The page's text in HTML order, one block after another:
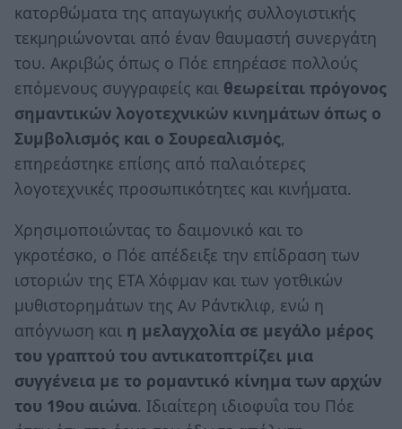
κατορθώματα της απαγωγικής συλλογιστικής
τεκμηριώνονται από έναν θαυμαστή συνεργάτη
του. Ακριβώς όπως ο Πόε επηρέασε πολλούς
επόμενους συγγραφείς και θεωρείται πρόγονος
σημαντικών λογοτεχνικών κινημάτων όπως ο
Συμβολισμός και ο Σουρεαλισμός,
επηρεάστηκε επίσης από παλαιότερες
λογοτεχνικές προσωπικότητες και κινήματα.
Χρησιμοποιώντας το δαιμονικό και το
γκροτέσκο, ο Πόε απέδειξε την επίδραση των
ιστοριών της ΕΤΑ Χόφμαν και των γοτθικών
μυθιστορημάτων της Αν Ράντκλιφ, ενώ η
απόγνωση και η μελαγχολία σε μεγάλο μέρος
του γραπτού του αντικατοπτρίζει μια
συγγένεια με το ρομαντικό κίνημα των αρχών
του 19ου αιώνα. Ιδιαίτερη ιδιοφυΐα του Πόε